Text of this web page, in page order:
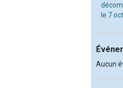
le 7
Aucun